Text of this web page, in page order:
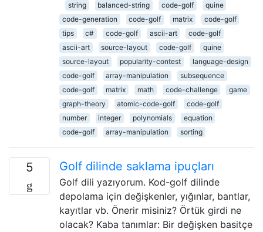
string
balanced-string code-golf
quine
code-generation
code-golf matrix
code-golf
tips
c# code-golf ascii-art
code-golf
ascii-art
source-layout code-golf
quine
source-layout
popularity-contest
language-design
code-golf
array-manipulation
subsequence
code-golf
matrix math code-challenge
game
graph-theory
atomic-code-golf
code-golf
number
integer polynomials
equation
code-golf
array-manipulation sorting
5 Golf dilinde saklama ipuçları
Golf dili yazıyorum. Kod-golf dilinde
depolama için değişkenler, yığınlar, bantlar,
kayıtlar vb. Önerir misiniz? Örtük girdi ne
olacak? Kaba tanımlar: Bir değişken basitçe